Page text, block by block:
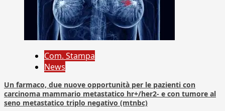
Com. Stampa
News
Un farmaco, due nuove opportunità per le pazienti con
carcinoma mammario metastatico hr+/her2- e con tumore al
seno metastatico triplo negativo (mtnbc)